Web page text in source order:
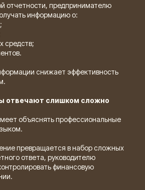
отчетности, предпринимателю
информацию о:
средств;
снижает эффективность
отвечают слишком сложно
объяснять профессиональные
превращается в набор сложных
ответа, руководителю
финансовую